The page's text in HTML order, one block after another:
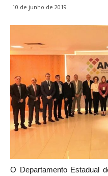
10 de junho de 2019
O Departamento Estadual